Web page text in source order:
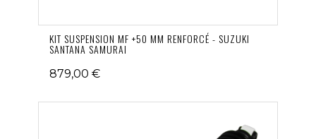
KIT SUSPENSION MF +50 MM RENFORCÉ - SUZUKI
SANTANA SAMURAI
879,00 €